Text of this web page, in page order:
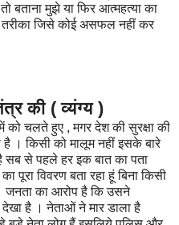
मुझे या फिर आत्महत्या का
तरीका जिसे कोई असफल नहीं कर
( व्यंग्य )
को चलते हुए , मगर देश की सुरक्षा की
। किसी को मालूम नहीं इसके बारे
सब से पहले हर इक बात का पता
विवरण बता रहा हूं बिना किसी
जनता का आरोप है कि उसने
है । नेताओं ने मार डाला है